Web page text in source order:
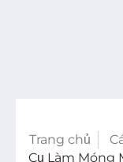
Trang chủ
Cụ Làm Móng